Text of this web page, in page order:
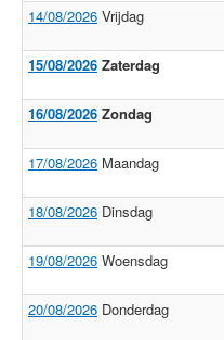
14/08/2026 Vrijdag
15/08/2026 Zaterdag
16/08/2026 Zondag
17/08/2026 Maandag
18/08/2026 Dinsdag
19/08/2026 Woensdag
20/08/2026 Donderdag